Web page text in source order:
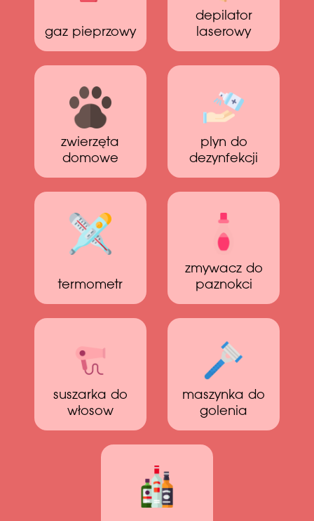
gaz pieprzowy
depilator
laserowy
zwierzęta
domowe
plyn do
dezynfekcji
termometr
zmywacz do
paznokci
suszarka do
włosow
maszynka do
golenia